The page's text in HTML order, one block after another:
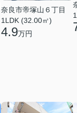
奈良市帝塚山６丁目
1LDK (32.00㎡)
4.9万円